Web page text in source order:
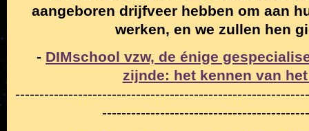
aangeboren drijfveer hebben om aan
werken, en we zullen hen
- DIMschool vzw, de énige
zijnde: het kennen van